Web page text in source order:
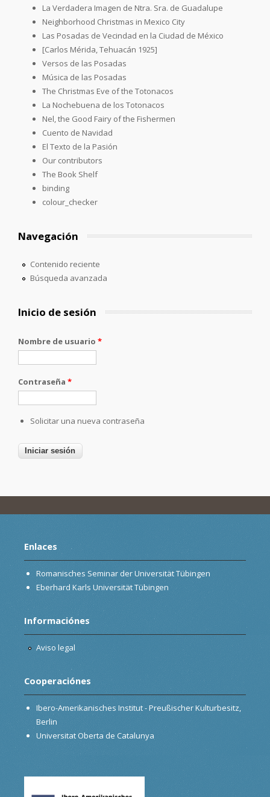
La Verdadera Imagen de Ntra. Sra. de Guadalupe
Neighborhood Christmas in Mexico City
Las Posadas de Vecindad en la Ciudad de México
[Carlos Mérida, Tehuacán 1925]
Versos de las Posadas
Música de las Posadas
The Christmas Eve of the Totonacos
La Nochebuena de los Totonacos
Nel, the Good Fairy of the Fishermen
Cuento de Navidad
El Texto de la Pasión
Our contributors
The Book Shelf
binding
colour_checker
Navegación
Contenido reciente
Búsqueda avanzada
Inicio de sesión
Nombre de usuario *
Contraseña *
Solicitar una nueva contraseña
Enlaces
Romanisches Seminar der Universität Tübingen
Eberhard Karls Universität Tübingen
Informaciónes
Aviso legal
Cooperaciónes
Ibero-Amerikanisches Institut - Preußischer Kulturbesitz,
Berlin
Universitat Oberta de Catalunya